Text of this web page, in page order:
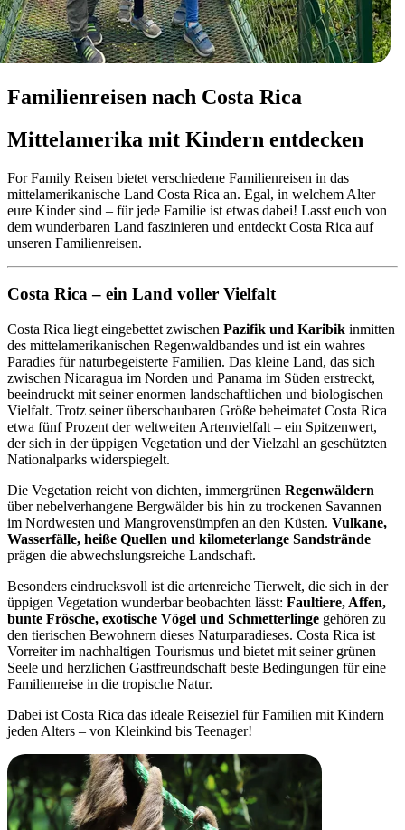
Familienreisen nach Costa Rica
Mittelamerika mit Kindern entdecken
For Family Reisen bietet verschiedene Familienreisen in das
mittelamerikanische Land Costa Rica an. Egal, in welchem Alter
eure Kinder sind – für jede Familie ist etwas dabei! Lasst euch von
dem wunderbaren Land faszinieren und entdeckt Costa Rica auf
unseren Familienreisen.
Costa Rica– ein Land voller Vielfalt
Costa Rica liegt eingebettet zwischen Pazifik und Karibik inmitten
des mittelamerikanischen Regenwaldbandes und ist ein wahres
Paradies für naturbegeisterte Familien. Das kleine Land, das sich
zwischen Nicaragua im Norden und Panama im Süden erstreckt,
beeindruckt mit seiner enormen landschaftlichen und biologischen
Vielfalt. Trotz seiner überschaubaren Größe beheimatet Costa Rica
etwa fünf Prozent der weltweiten Artenvielfalt – ein Spitzenwert,
der sich in der üppigen Vegetation und der Vielzahl an geschützten
Nationalparks widerspiegelt.
Die Vegetation reicht von dichten, immergrünen Regenwäldern
über nebelverhangene Bergwälder bis hin zu trockenen Savannen
im Nordwesten und Mangrovensümpfen an den Küsten. Vulkane,
Wasserfälle, heiße Quellen und kilometerlange Sandstrände
prägen die abwechslungsreiche Landschaft.
Besonders eindrucksvoll ist die artenreiche Tierwelt, die sich in der
üppigen Vegetation wunderbar beobachten lässt: Faultiere, Affen,
bunte Frösche, exotische Vögel und Schmetterlinge gehören zu
den tierischen Bewohnern dieses Naturparadieses. Costa Rica ist
Vorreiter im nachhaltigen Tourismus und bietet mit seiner grünen
Seele und herzlichen Gastfreundschaft beste Bedingungen für eine
Familienreise in die tropische Natur.
Dabei ist Costa Rica das ideale Reiseziel für Familien mit Kindern
jeden Alters – von Kleinkind bis Teenager!